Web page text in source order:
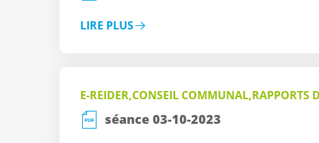
LIRE PLUS
E-REIDER,CONSEIL COMMUNAL,RAPPORTS
séance 03-10-2023